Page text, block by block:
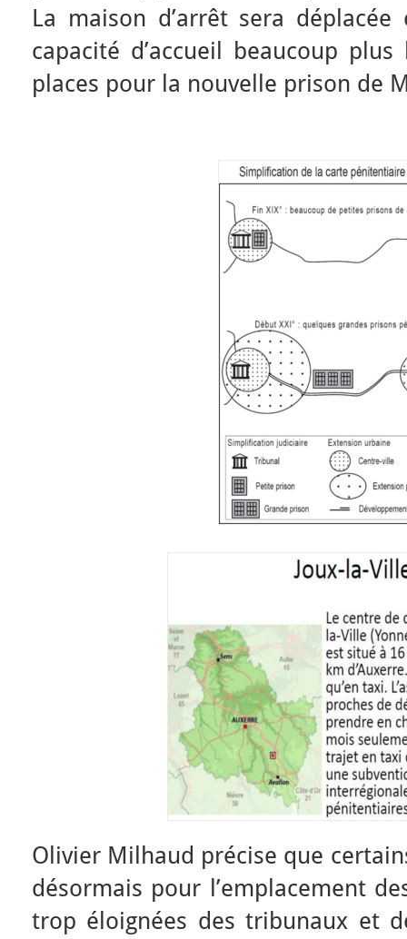
La maison d’arrêt sera
capacité d’accueil beaucoup
places pour la nouvelle prison de
Olivier Milhaud précise que
désormais pour l’emplacement
trop éloignées des tribunaux et